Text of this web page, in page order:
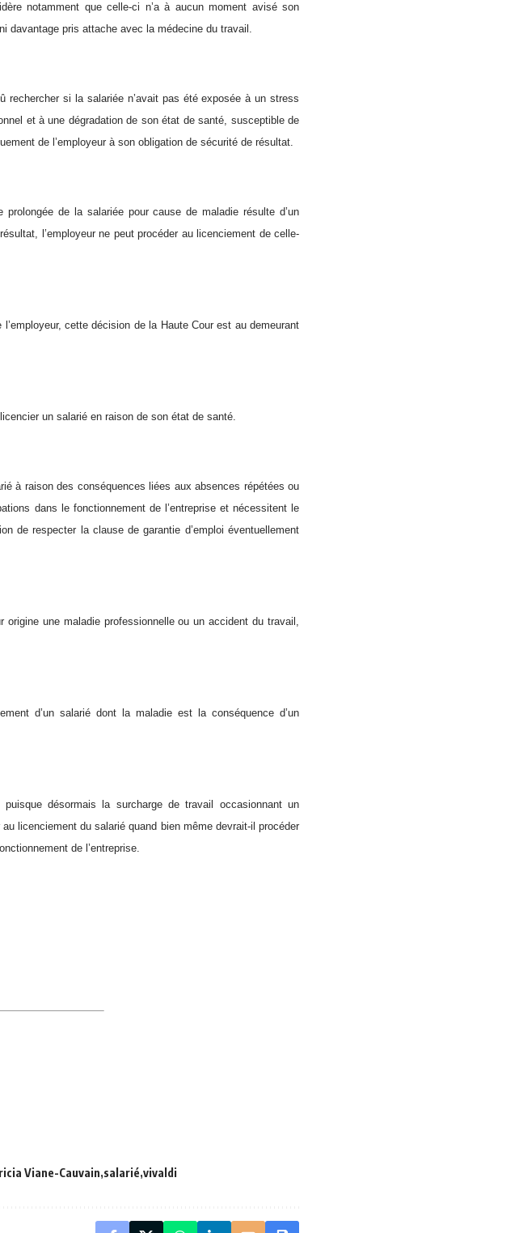
notamment que celle-ci n’a à aucun moment avisé son
davantage pris attache avec la médecine du travail.
rechercher si la salariée n’avait pas été exposée à un stress
et à une dégradation de son état de santé, susceptible de
de l’employeur à son obligation de sécurité de résultat.
de la salariée pour cause de maladie résulte d’un
l’employeur ne peut procéder au licenciement de celle-
cette décision de la Haute Cour est au demeurant
un salarié en raison de son état de santé.
à raison des conséquences liées aux absences répétées ou
dans le fonctionnement de l’entreprise et nécessitent le
de respecter la clause de garantie d’emploi éventuellement
une maladie professionnelle ou un accident du travail,
d’un salarié dont la maladie est la conséquence d’un
désormais la surcharge de travail occasionnant un
licenciement du salarié quand bien même devrait-il procéder
de l’entreprise.
Viane-Cauvain salarié vivaldi